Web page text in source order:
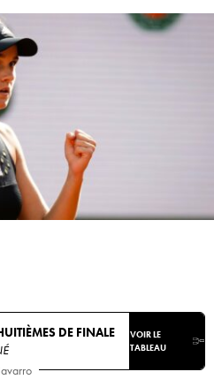
DE FINALE
VOIR LE
TABLEAU